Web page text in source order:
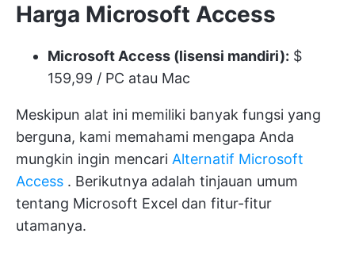
Harga Microsoft Access
Microsoft Access (lisensi mandiri): $
159,99 / PC atau Mac
Meskipun alat ini memiliki banyak fungsi yang
berguna, kami memahami mengapa Anda
mungkin ingin mencari Alternatif Microsoft
Access . Berikutnya adalah tinjauan umum
tentang Microsoft Excel dan fitur-fitur
utamanya.